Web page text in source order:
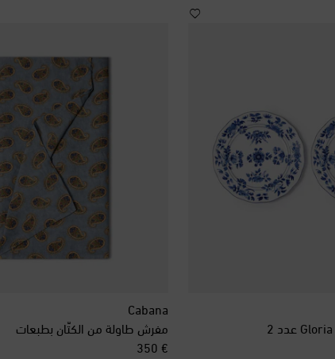
Cabana
مفرش طاولة من الكتّان بطبعات
€ 350
original price